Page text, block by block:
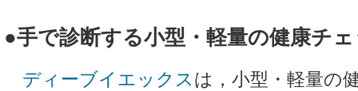
●手で診断する小型・軽量の健康チ
ディーブイエックス は，小型・軽量の